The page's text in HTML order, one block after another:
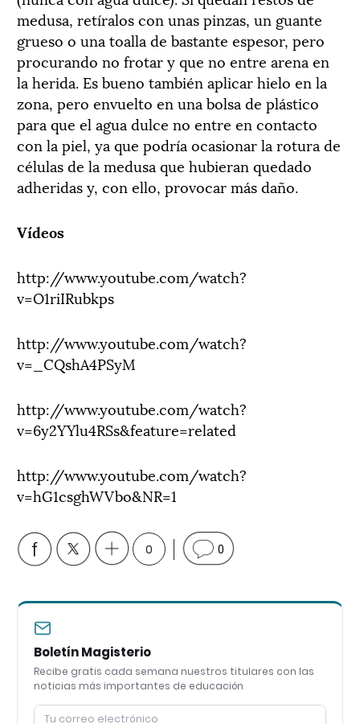
medusa, retíralos con unas pinzas, un guante
grueso o una toalla de bastante espesor, pero
procurando no frotar y que no entre arena en
la herida. Es bueno también aplicar hielo en la
zona, pero envuelto en una bolsa de plástico
para que el agua dulce no entre en contacto
con la piel, ya que podría ocasionar la rotura de
células de la medusa que hubieran quedado
adheridas y, con ello, provocar más daño.
Vídeos
http://www.youtube.com/watch?
v=O1riIRubkps
http://www.youtube.com/watch?
v=_CQshA4PSyM
http://www.youtube.com/watch?
v=6y2YYlu4RSs&feature=related
http://www.youtube.com/watch?
v=hG1csghWVbo&NR=1
0 0
Boletín Magisterio
Recibe gratis cada semana nuestros titulares con las
noticias más importantes de educación